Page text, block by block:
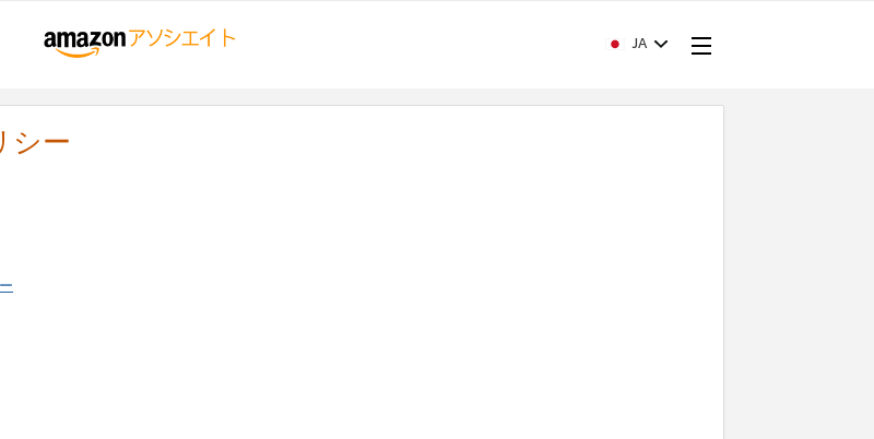
JA
シー